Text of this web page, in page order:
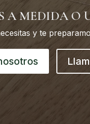
A MEDIDA O
y te